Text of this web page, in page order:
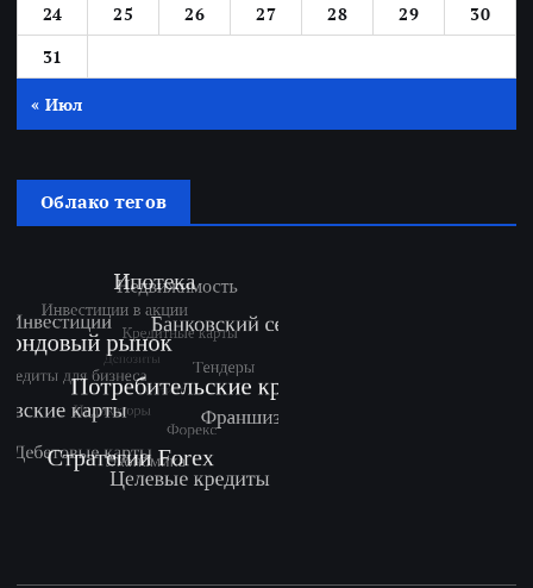
24
25 26 27 28 29
30
31
« Июл
Облако тегов